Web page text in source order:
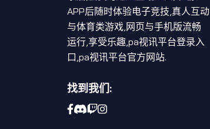
APP后随时体验电子竞技,真人互动
与体育类游戏,网页与手机版流畅
运行,享受乐趣,pa视讯平台登录入
口,pa视讯平台官方网站.
找到我们: